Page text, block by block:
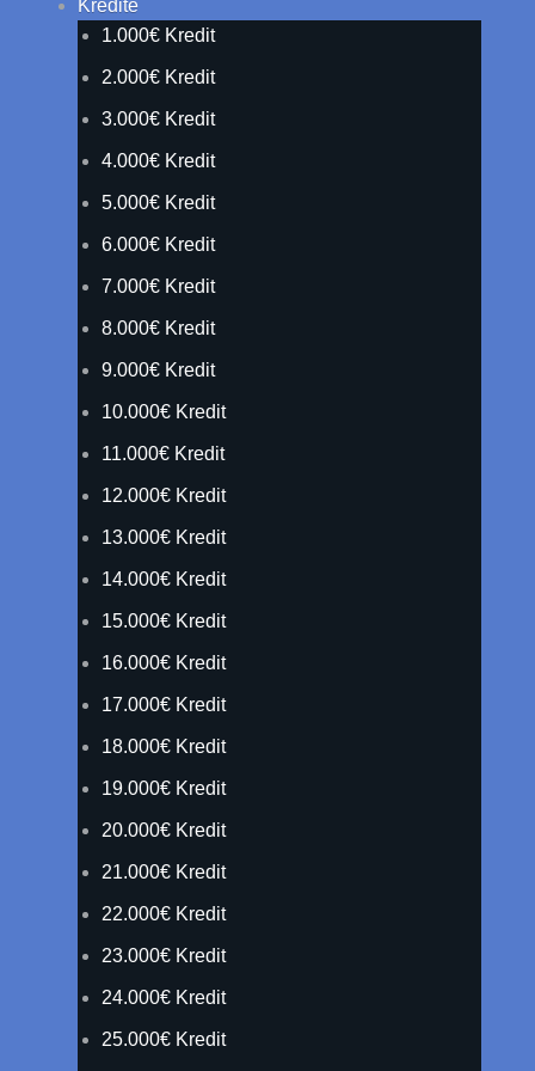
Kredite
1.000€ Kredit
2.000€ Kredit
3.000€ Kredit
4.000€ Kredit
5.000€ Kredit
6.000€ Kredit
7.000€ Kredit
8.000€ Kredit
9.000€ Kredit
10.000€ Kredit
11.000€ Kredit
12.000€ Kredit
13.000€ Kredit
14.000€ Kredit
15.000€ Kredit
16.000€ Kredit
17.000€ Kredit
18.000€ Kredit
19.000€ Kredit
20.000€ Kredit
21.000€ Kredit
22.000€ Kredit
23.000€ Kredit
24.000€ Kredit
25.000€ Kredit